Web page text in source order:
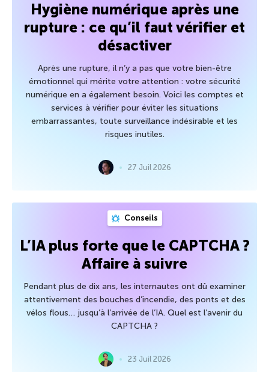
Hygiène numérique après une
rupture : ce qu’il faut vérifier et
désactiver
Après une rupture, il n’y a pas que votre bien-être
émotionnel qui mérite votre attention : votre sécurité
numérique en a également besoin. Voici les comptes et
services à vérifier pour éviter les situations
embarrassantes, toute surveillance indésirable et les
risques inutiles.
27 Juil 2026
Conseils
L’IA plus forte que le CAPTCHA ?
Affaire à suivre
Pendant plus de dix ans, les internautes ont dû examiner
attentivement des bouches d’incendie, des ponts et des
vélos flous… jusqu’à l’arrivée de l’IA. Quel est l’avenir du
CAPTCHA ?
23 Juil 2026